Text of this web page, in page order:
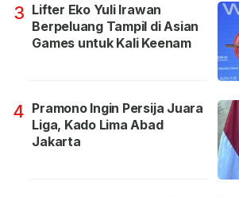
3 Lifter Eko Yuli Irawan
Berpeluang Tampil di Asian
Games untuk Kali Keenam
4 Pramono Ingin Persija Juara
Liga, Kado Lima Abad
Jakarta